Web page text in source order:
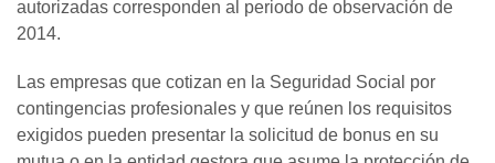
autorizadas corresponden al periodo de observación de
2014.
Las empresas que cotizan en la Seguridad Social por
contingencias profesionales y que reúnen los requisitos
exigidos pueden presentar la solicitud de bonus en su